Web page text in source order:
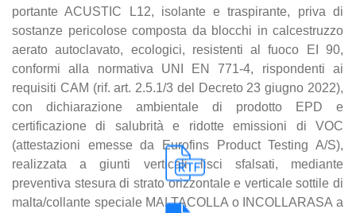
portante ACUSTIC L12, isolante e traspirante, priva di
sostanze pericolose composta da blocchi in calcestruzzo
aerato autoclavato, ecologici, resistenti al fuoco EI 90,
conformi alla normativa UNI EN 771-4, rispondenti ai
requisiti CAM (rif. art. 2.5.1/3 del Decreto 23 giugno 2022),
con dichiarazione ambientale di prodotto EPD e
certificazione di salubrità e ridotte emissioni di VOC
(attestazioni emesse da Eurofins Product Testing A/S),
realizzata a giunti verticali lisci sfalsati, mediante
preventiva stesura di strato orizzontale e verticale sottile di
malta/collante speciale MALTACOLLA o INCOLLARASA a